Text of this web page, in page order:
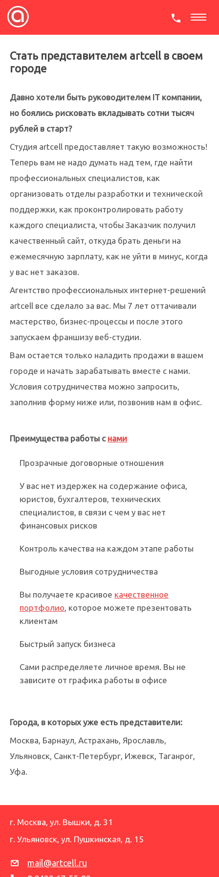
Стать представителем artcell в своем
городе
Давно хотели быть руководителем IT компании,
но боялись рисковать вкладывать сотни тысяч
рублей в старт?
Студия artcell предоставляет такую возможность!
Теперь вам не надо думать над тем, где найти
профессиональных специалистов, как
организовать отделы разработки и технической
поддержки, как проконтролировать работу
каждого специалиста, чтобы Заказчик получил
качественный сайт, откуда брать деньги на
ежемесячную зарплату, как не уйти в минус, когда
у вас нет заказов.
Агентство профессиональных интернет-решений
artcell все сделало за вас. Мы 7 лет оттачивали
мастерство, бизнес-процессы и после этого
запускаем франшизу веб-студии.
Вам остается только наладить продажи в вашем
городе и начать зарабатывать вместе с нами.
Условия сотрудничества можно запросить,
заполнив форму ниже или, позвонив нам в офис.
Преимущества работы с нами
Прозрачные договорные отношения
У вас нет издержек на содержание офиса,
юристов, бухгалтеров, технических
специалистов, в связи с чем у вас нет
финансовых рисков
Контроль качества на каждом этапе работы
Выгодные условия сотрудничества
Вы получаете красивое качественное
портфолио, которое можете презентовать
клиентам
Быстрый запуск бизнеса
Сами распределяете личное время. Вы не
зависите от графика работы в офисе
Города, в которых уже есть представители:
Москва, Барнаул, Астрахань, Ярославль,
Ульяновск, Санкт-Петербург, Ижевск, Таганрог,
Уфа.
г. Москва, ул. Вышки, д. 31
г. Ульяновск, ул. Пушкинская, д. 15
mail@artcell.ru